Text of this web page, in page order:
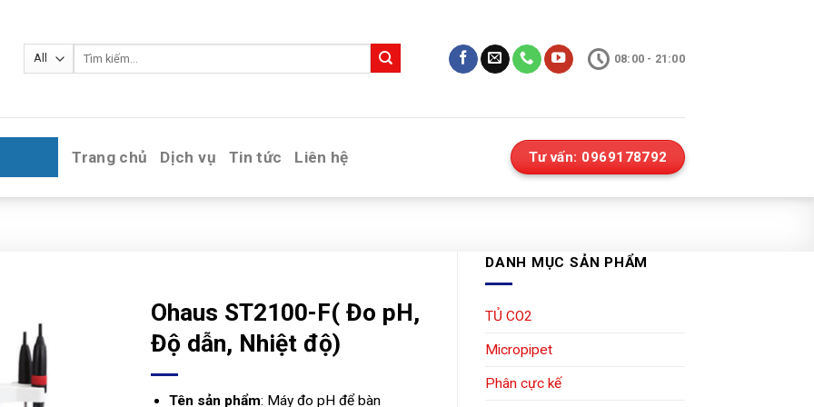
Tìm
08:00 - 21:00
Trang chủ Dịch vụ Tin tức Liên hệ Tư vấn: 0969178792
DANH MỤC SẢN PHẨM
TỦ CO2
Micropipet
Phân cực kế
Ohaus ST2100-F( Đo pH,
Độ dẫn, Nhiệt độ)
Tên sản phẩm: Máy đo pH để bàn